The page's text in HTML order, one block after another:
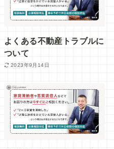
よくある不動産トラブルに
ついて
2023年9月14日